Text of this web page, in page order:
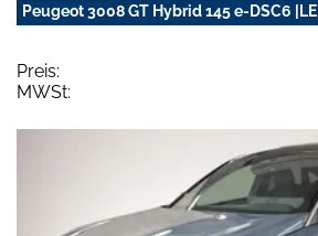
Peugeot 3008 GT Hybrid 145 e-DSC6
Preis:
MWSt: